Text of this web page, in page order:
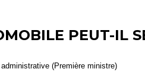
PEUT-IL
(Première ministre)